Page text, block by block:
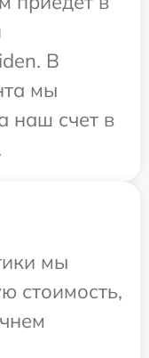
В
мы
наш счет в
мы
стоимость,